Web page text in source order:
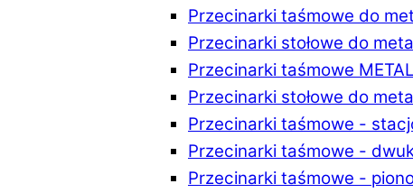
Przecinarki taśmowe do
Przecinarki stołowe do
Przecinarki taśmowe
Przecinarki stołowe do
Przecinarki taśmowe -
Przecinarki taśmowe -
Przecinarki taśmowe -